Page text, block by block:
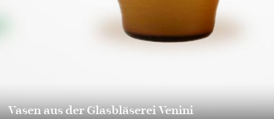
Vasen aus der Glasbläserei Venini